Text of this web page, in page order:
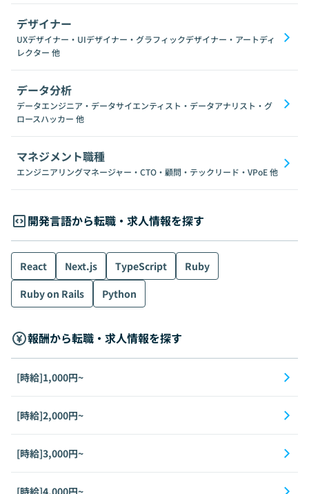
デザイナー
UXデザイナー・UIデザイナー・グラフィックデザイナー・アートディ
レクター 他
データ分析
データエンジニア・データサイエンティスト・データアナリスト・グ
ロースハッカー 他
マネジメント職種
エンジニアリングマネージャー・CTO・顧問・テックリード・VPoE他
開発言語から転職・求人情報を探す
React Next.js TypeScript
Ruby
Ruby on Rails
Python
報酬から転職・求人情報を探す
[時給]1,000円~
[時給]2,000円~
[時給]3,000円~